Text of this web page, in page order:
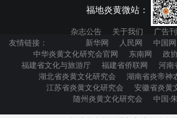
福地炎黄微站：
杂志公告 关于我们
广告
友情链接：
新华网 人民网 中国网
中华炎黄文化研究会官网
东南网
政
福建省文化与旅游厅
福建省侨联网
河南
湖北省炎黄文化研究会
湖南省炎帝神
江苏省炎黄文化研究会
安徽省炎黄
随州炎黄文化研究会
中国·